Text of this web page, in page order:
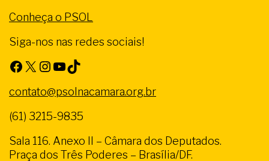
Conheça o PSOL
Siga-nos nas redes sociais!
Facebook X Instagram Youtube TikTok
contato@psolnacamara.org.br
(61) 3215-9835
Sala 116. Anexo II – Câmara dos Deputados.
Praça dos Três Poderes – Brasília/DF.